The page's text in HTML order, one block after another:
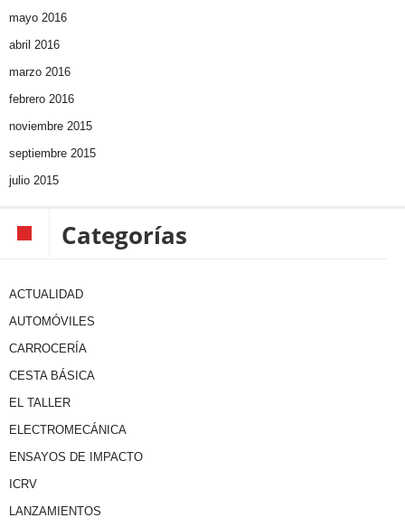
mayo 2016
abril 2016
marzo 2016
febrero 2016
noviembre 2015
septiembre 2015
julio 2015
Categorías
ACTUALIDAD
AUTOMÓVILES
CARROCERÍA
CESTA BÁSICA
EL TALLER
ELECTROMECÁNICA
ENSAYOS DE IMPACTO
ICRV
LANZAMIENTOS